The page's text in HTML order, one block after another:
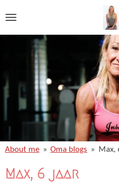
direct
naar
hoofdinhoud
About me » Oma blogs » Max,
Max, 6 jaar